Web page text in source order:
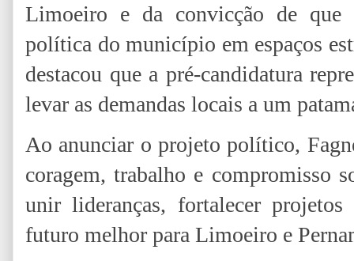
Limoeiro e da convicção de que
política do município em espaços
destacou que a pré-candidatura
levar as demandas locais a um
Ao anunciar o projeto político,
coragem, trabalho e compromisso
unir lideranças, fortalecer
futuro melhor para Limoeiro e